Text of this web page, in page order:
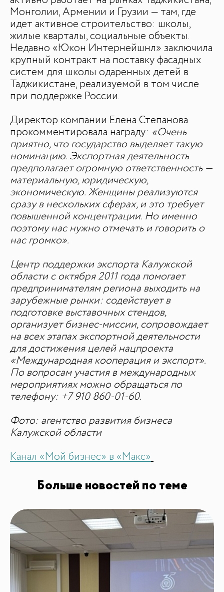
Монголии, Армении и Грузии — там, где
идет активное строительство: школы,
жилые кварталы, социальные объекты.
Недавно «Юкон Интернейшнл» заключила
крупный контракт на поставку фасадных
систем для школы одаренных детей в
Таджикистане, реализуемой в том числе
при поддержке России.
Директор компании Елена Степанова
прокомментировала награду: «Очень
приятно, что государство выделяет такую
номинацию. Экспортная деятельность
предполагает огромную ответственность —
материальную, юридическую,
экономическую. Женщины реализуются
сразу в нескольких сферах, и это требует
повышенной концентрации. Но именно
поэтому нас нужно отмечать и говорить о
нас громко».
Центр поддержки экспорта Калужской
области с октября 2011 года помогает
предпринимателям региона выходить на
зарубежные рынки: содействует в
подготовке выставочных стендов,
организует бизнес-миссии, сопровождает
на всех этапах экспортной деятельности
для достижения целей нацпроекта
«Международная кооперация и экспорт».
По вопросам участия в международных
мероприятиях можно обращаться по
телефону: +7 910 860-01-60.
Фото: агентство развития бизнеса
Калужской области
Канал «Мой бизнес» в «Макс»
Больше новостей по теме